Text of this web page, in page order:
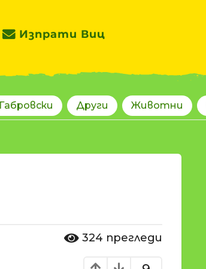
Изпрати Виц
Габровски Други Животни
324 прегледи